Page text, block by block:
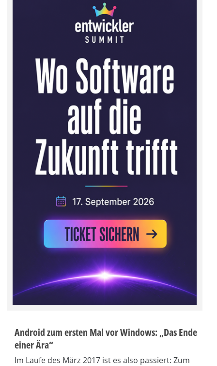
Android zum ersten Mal vor Windows: „Das Ende
einer Ära“
Im Laufe des März 2017 ist es also passiert: Zum